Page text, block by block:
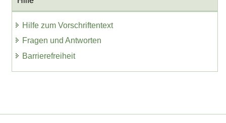
Hilfe zum Vorschriftentext
Fragen und Antworten
Barrierefreiheit